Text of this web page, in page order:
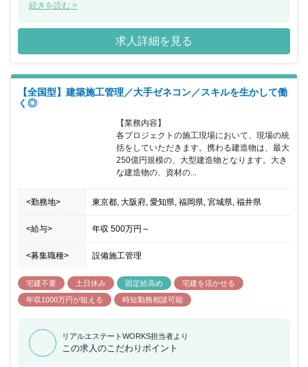
ー・アウトバウンドなど新分野アセットにも挑戦できチャンスが多
テーションにて幅広い業務経験を積むことができるのも魅力の一つ
続きを読む >
求人詳細を見る
【全国型】建築施工管理／大手ゼネコン／スキルを生かして働
く◎
【業務内容】
各プロジェクトの施工現場において、現場の統
括をしていただきます。携わる建造物は、最大
250億円規模の、大型建造物となります。大き
な建造物の、資材の...
<勤務地> 東京都, 大阪府, 愛知県, 福岡県, 宮城県, 福井県
<給与> 年収 500万円 ～
<募集職種> 設備施工管理
宅建不要 土日休み 固定給高め
宅建を活かせる
年収1000万円が狙える
時短勤務相談可能
リアルエステートWORKS担当者より
この求人のこだわりポイント